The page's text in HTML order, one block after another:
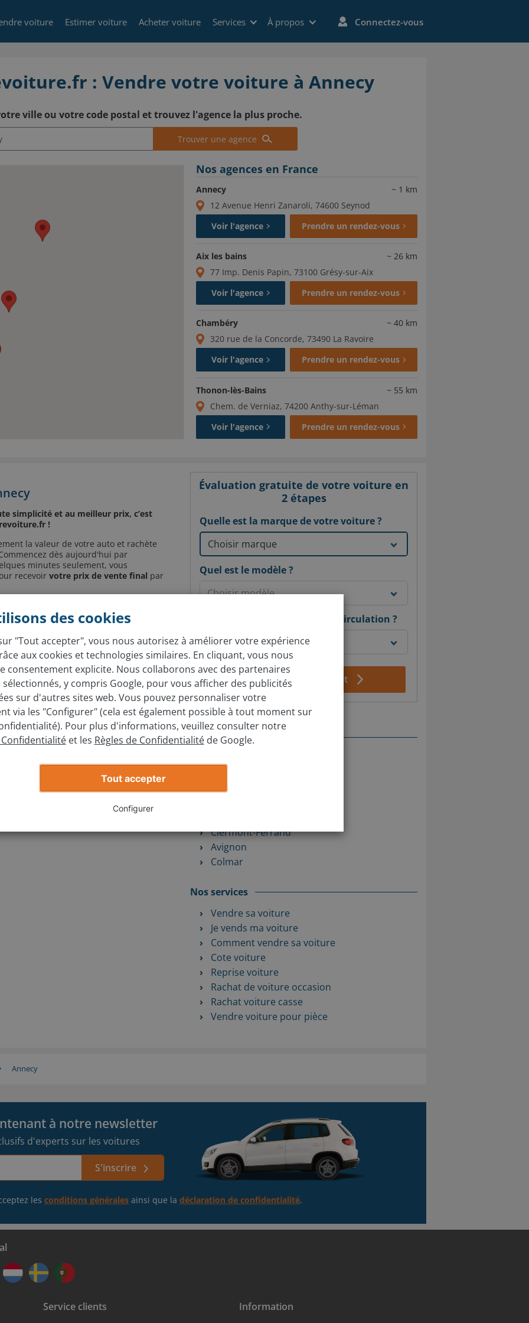
voiture Estimer voiture Acheter voiture Services À propos Connectez-vous
: Vendre votre voiture à Annecy
ville ou votre code postal et trouvez l'agence la plus proche.
Trouver une agence
Nos agences en France
Annecy ~ 1 km
12 Avenue Henri Zanaroli, 74600 Seynod
Voir l'agence
Prendre un rendez-vous
Aix les bains ~ 26 km
77 Imp. Denis Papin, 73100 Grésy-sur-Aix
Voir l'agence
Prendre un rendez-vous
Chambéry ~ 40 km
320 rue de la Concorde, 73490 La Ravoire
Voir l'agence
Prendre un rendez-vous
Thonon-lès-Bains ~ 55 km
Chem. de Verniaz, 74200 Anthy-sur-Léman
Voir l'agence
Prendre un rendez-vous
simplicité et au meilleur prix, c’est
!
la valeur de votre auto et rachète
dès aujourd'hui par
minutes seulement, vous
recevoir votre prix de vente final par
dans notre agence à Annecy que la
de reprise de voiture,gratuit et sans
de votre voiture le jour même !
Évaluation gratuite de votre voiture en
2 étapes
Quelle est la marque de votre voiture ?
Quel est le modèle ?
Quelle est l'année de mise en circulation ?
Évaluez gratuitement
Villes à proximité
Saint-Etienne
Clermont-Ferrand
Avignon
Colmar
Nos services
Vendre sa voiture
Je vends ma voiture
Comment vendre sa voiture
Cote voiture
Reprise voiture
Rachat de voiture occasion
Rachat voiture casse
Vendre voiture pour pièce
Annecy
à notre newsletter
d'experts sur les voitures
S'inscrire
les conditions générales ainsi que la déclaration de confidentialité.
Service clients Information
des cookies
"Tout accepter", vous nous autorisez à améliorer votre expérience
aux cookies et technologies similaires. En cliquant, vous nous
consentement explicite. Nous collaborons avec des partenaires
y compris Google, pour vous afficher des publicités
sur d'autres sites web. Vous pouvez personnaliser votre
via les "Configurer" (cela est également possible à tout moment sur
Pour plus d'informations, veuillez consulter notre
et les Règles de Confidentialitéde Google.
Tout accepter
Configurer